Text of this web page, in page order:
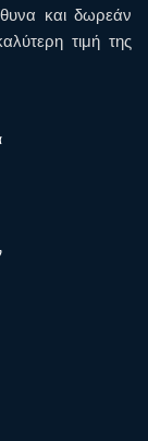
και δωρεάν
τιμή της